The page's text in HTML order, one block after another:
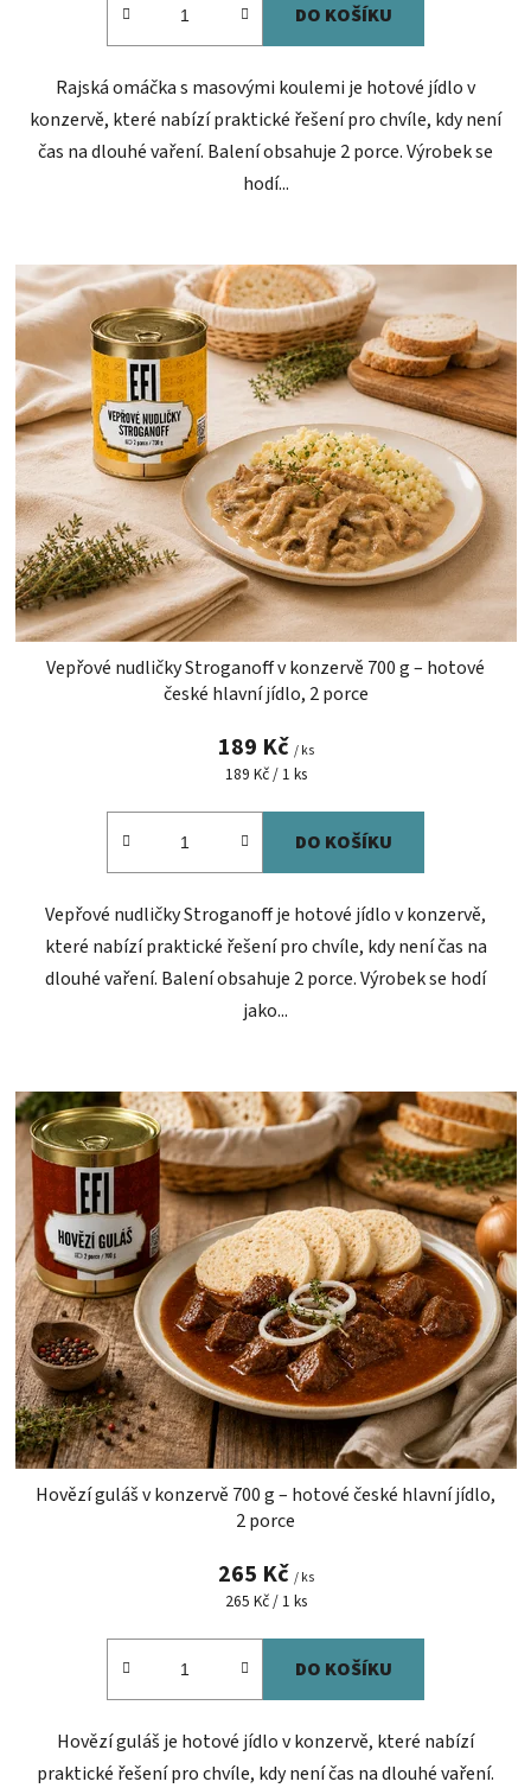
DO KOŠÍKU
Rajská omáčka s masovými koulemi je hotové jídlo v
konzervě, které nabízí praktické řešení pro chvíle, kdy není
čas na dlouhé vaření. Balení obsahuje 2 porce. Výrobek se
hodí...
Vepřové nudličky Stroganoff v konzervě 700 g – hotové
české hlavní jídlo, 2 porce
189 Kč / ks
Měrná
189 Kč / 1 ks
DO KOŠÍKU
Vepřové nudličky Stroganoff je hotové jídlo v konzervě,
které nabízí praktické řešení pro chvíle, kdy není čas na
dlouhé vaření. Balení obsahuje 2 porce. Výrobek se hodí
jako...
Hovězí guláš v konzervě 700 g – hotové české hlavní jídlo,
2 porce
265 Kč / ks
Měrná
265 Kč / 1 ks
DO KOŠÍKU
Hovězí guláš je hotové jídlo v konzervě, které nabízí
praktické řešení pro chvíle, kdy není čas na dlouhé vaření.